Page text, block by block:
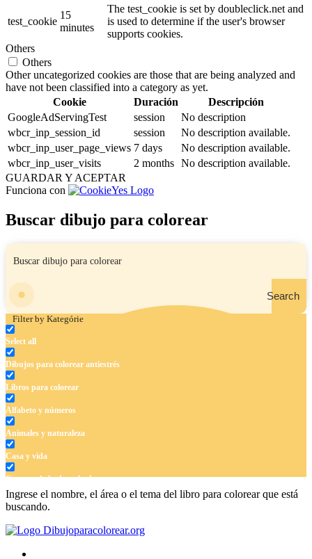
test_cookie
15
minutes
The test_cookie is set by doubleclick.net and
is used to determine if the user's browser
supports cookies.
Others
Others
Other uncategorized cookies are those that are being analyzed and
have not been classified into a category as yet.
Cookie
Duración
Descripción
GoogleAdServingTest
session
No description
wbcr_inp_session_id
session
No description available.
wbcr_inp_user_page_views 7 days
No description available.
wbcr_inp_user_visits
2 months No description available.
GUARDAR Y ACEPTAR
Funciona con
Buscar dibujo para colorear
Search
Filter by Kategórie
Select all
Dibujos para colorear antiestrés
Libros para colorear
Alfabeto y números
Animales y naturaleza
Casa y vida
Cuentos de hadas y hadas
Deporte
Dinosaurios
Ingrese el nombre, el área o el tema del libro para colorear que está
buscando.